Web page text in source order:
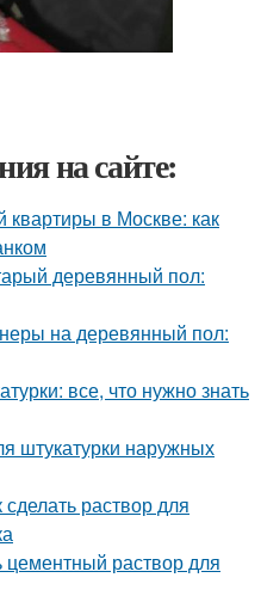
на сайте:
квартиры в Москве: как
деревянный пол:
на деревянный пол:
все, что нужно знать
штукатурки наружных
раствор для
цементный раствор для